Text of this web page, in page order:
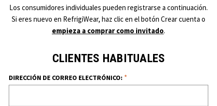
Los consumidores individuales pueden registrarse a continuación.
Si eres nuevo en RefrigiWear, haz clic en el botón Crear cuenta o
empieza a comprar como invitado.
CLIENTES HABITUALES
DIRECCIÓN DE CORREO ELECTRÓNICO: *